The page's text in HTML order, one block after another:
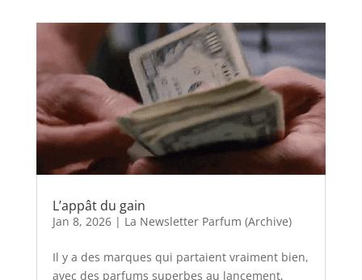
L’appât du gain
Jan 8, 2026| La Newsletter Parfum (Archive)
Il y a des marques qui partaient vraiment bien,
avec des parfums superbes au lancement,